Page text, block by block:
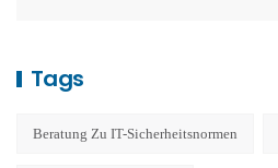
Tags
Beratung Zu IT-Sicherheitsnormen